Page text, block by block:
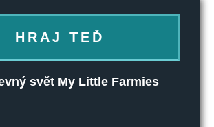
HRAJ TEĎ
svět My Little Farmies